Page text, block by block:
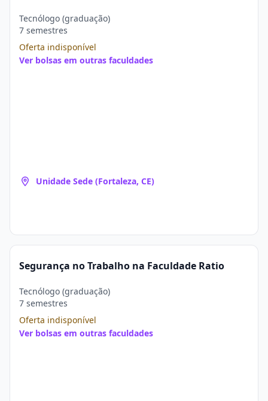
Tecnólogo (graduação)
7 semestres
Oferta indisponível
Ver bolsas em outras faculdades
Unidade Sede (Fortaleza, CE)
Segurança no Trabalho na Faculdade Ratio
Tecnólogo (graduação)
7 semestres
Oferta indisponível
Ver bolsas em outras faculdades